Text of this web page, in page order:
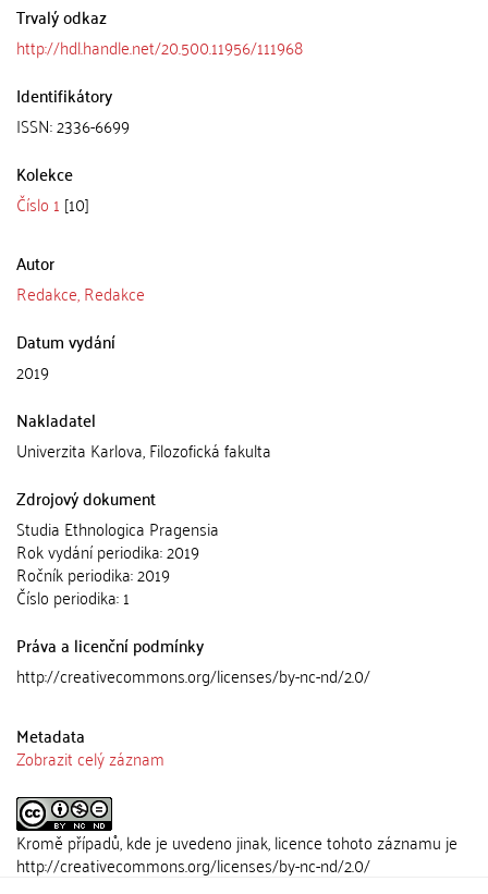
Trvalý odkaz
http://hdl.handle.net/20.500.11956/111968
Identifikátory
ISSN: 2336-6699
Kolekce
Číslo 1 [10]
Autor
Redakce, Redakce
Datum vydání
2019
Nakladatel
Univerzita Karlova, Filozofická fakulta
Zdrojový dokument
Studia Ethnologica Pragensia
Rok vydání periodika: 2019
Ročník periodika: 2019
Číslo periodika: 1
Práva a licenční podmínky
http://creativecommons.org/licenses/by-nc-nd/2.0/
Metadata
Zobrazit celý záznam
Kromě případů, kde je uvedeno jinak, licence tohoto záznamu je
http://creativecommons.org/licenses/by-nc-nd/2.0/